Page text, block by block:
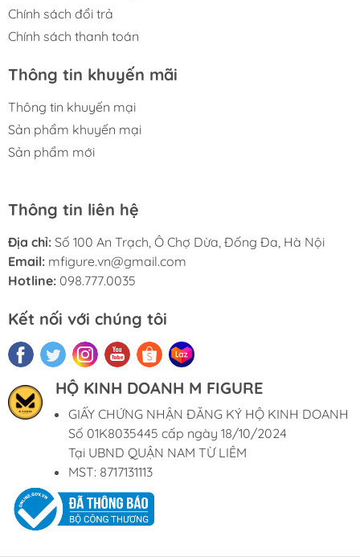
Chính sách đổi trả
Chính sách thanh toán
Thông tin khuyến mãi
Thông tin khuyến mại
Sản phẩm khuyến mại
Sản phẩm mới
Thông tin liên hệ
Địa chỉ: Số 100 An Trạch, Ô Chợ Dừa, Đống Đa, Hà Nội
Email: mfigure.vn@gmail.com
Hotline: 098.777.0035
Kết nối với chúng tôi
HỘ KINH DOANH M FIGURE
GIẤY CHỨNG NHẬN ĐĂNG KÝ HỘ KINH DOANH
Số 01K8035445 cấp ngày 18/10/2024
Tại UBND QUẬN NAM TỪ LIÊM
MST: 8717131113